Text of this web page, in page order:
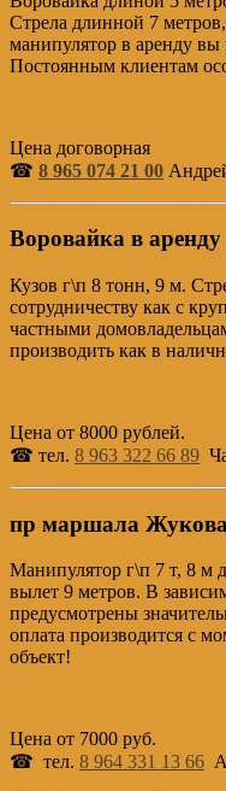
Стрела длинной 7
манипулятор в аренду
Постоянным клиентам
Цена договорная
☎ 8 965 074 21 00
Воровайка в
Кузов г\п 8 тонн, 9 м.
сотрудничеству как с
частными
производить как в
Цена от 8000 рублей.
☎ тел. 8 963 322 66 89
пр маршала
Манипулятор г\п 7 т, 8 м
вылет 9 метров. В
предусмотрены
оплата производится с
объект!
Цена от 7000 руб.
☎ тел. 8 964 331 13 66